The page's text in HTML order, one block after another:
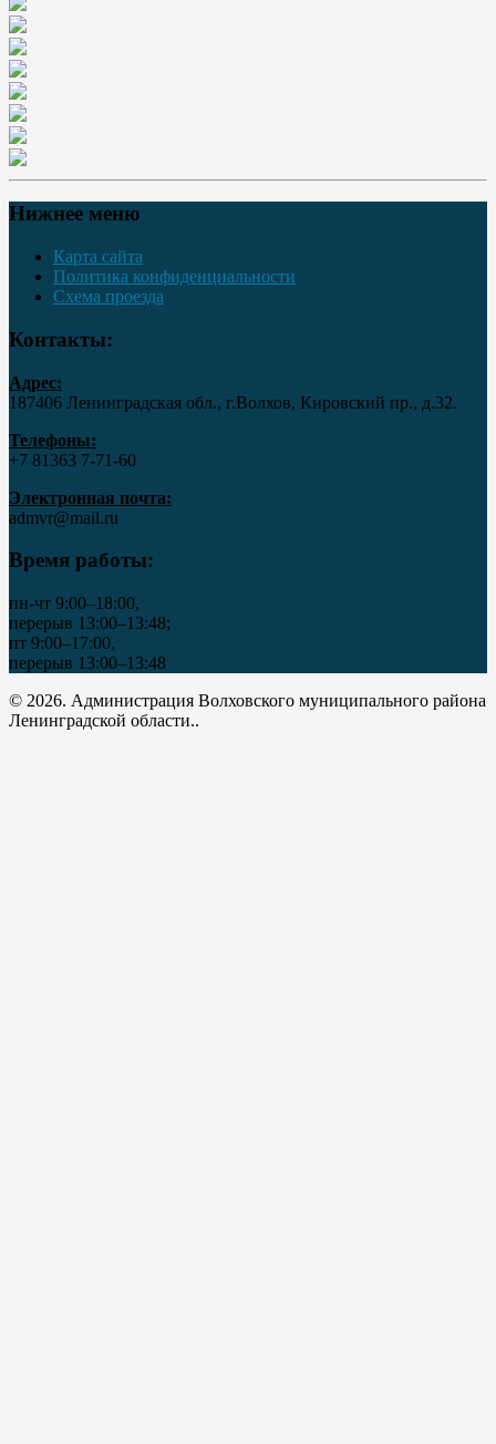
Нижнее меню
Карта сайта
Политика конфиденциальности
Схема проезда
Контакты:
Адрес:
187406 Ленинградская обл., г.Волхов, Кировский пр., д.32.
Телефоны:
+7 81363 7‑71-60
Электронная почта:
admvr@mail.ru
Время работы:
пн-чт 9:00–18:00,
перерыв 13:00–13:48;
пт 9:00–17:00,
перерыв 13:00–13:48
© 2026. Администрация Волховского муниципального района
Ленинградской области..